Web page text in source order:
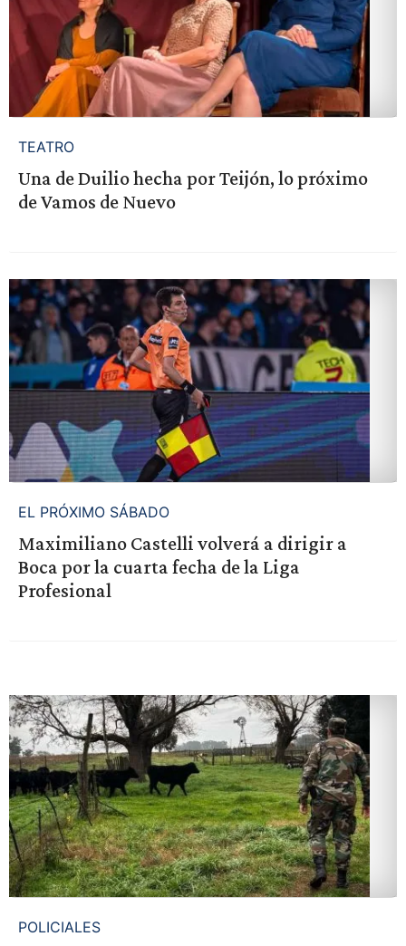
TEATRO
Una de Duilio hecha por Teijón, lo próximo
de Vamos de Nuevo
EL PRÓXIMO SÁBADO
Maximiliano Castelli volverá a dirigir a
Boca por la cuarta fecha de la Liga
Profesional
POLICIALES